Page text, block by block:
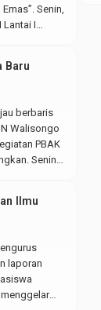
Senin,
I
[…]
Baru
berbaris
Walisongo
PBAK
Senin,
[…]
Ilmu
laporan